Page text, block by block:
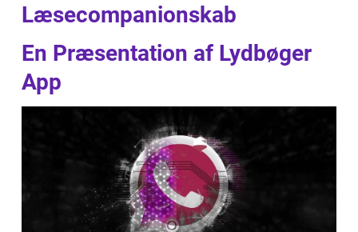
Læsecompanionskab
En Præsentation af Lydbøger
App